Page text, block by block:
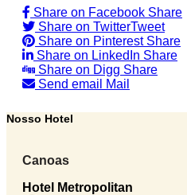
Share on Facebook Share
Share on TwitterTweet
Share on Pinterest Share
Share on LinkedIn Share
Share on Digg Share
Send email
Mail
Nosso Hotel
Canoas
Hotel Metropolitan